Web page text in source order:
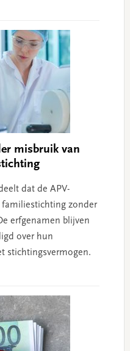
misbruik van
dat de APV-
familiestichting zonder
erfgenamen blijven
over hun
stichtingsvermogen.